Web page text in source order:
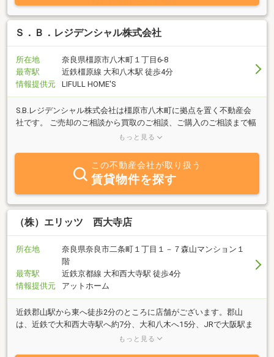
質問や疑問にすばやく対応できる行動力を持つことだと確信してい
ます。 専門家（Ｓｐｅｃｉａｌｉｓｔ）としてお客様に安全（Ｓ
ａｆｅｔｙ）に、満足（Ｓａｔｉｓｆａｃｔｉｏｎ）をお届けする
な情報を提供でき、豊かな暮らしづくりをご提案できれば幸いと考
えます。
Ｓ．Ｂ．レジデンシャル株式会社
所在地
奈良県橿原市八木町１丁目6-8
最寄駅
近鉄橿原線 大和八木駅 徒歩4分
情報提供元
LIFULL HOME'S
S.B.レジデンシャル株式会社は橿原市八木町に拠点を置く不動産会
社です。 ご売却のご相談から買取のご相談、ご購入のご相談まで幅
広く対応させていただきます。 秘密主義、スピード対応で査定いた
もっと見る
この不動産会社が取り扱う
賃貸物件を探す
（株）エリッツ 西大寺店
所在地
奈良県奈良市二条町１丁目１－７森山マンション１
階
最寄駅
近鉄京都線 大和西大寺駅 徒歩4分
情報提供元
アットホーム
近鉄郡山駅から東へ徒歩2分のところに店舗がございます。郡山
は、近鉄で大和西大寺駅へ約7分、大和八木へ15分、JRで大阪駅ま
で48分、通勤・通学に便利です！近鉄郡山駅からバス乗車13分、JR
もっと見る